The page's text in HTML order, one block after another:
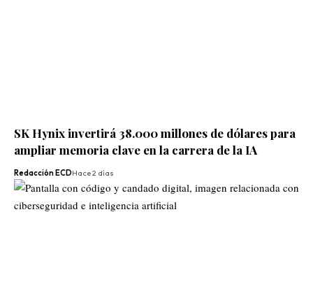
SK Hynix invertirá 38.000 millones de dólares para
ampliar memoria clave en la carrera de la IA
Redacción ECDHace 2 días